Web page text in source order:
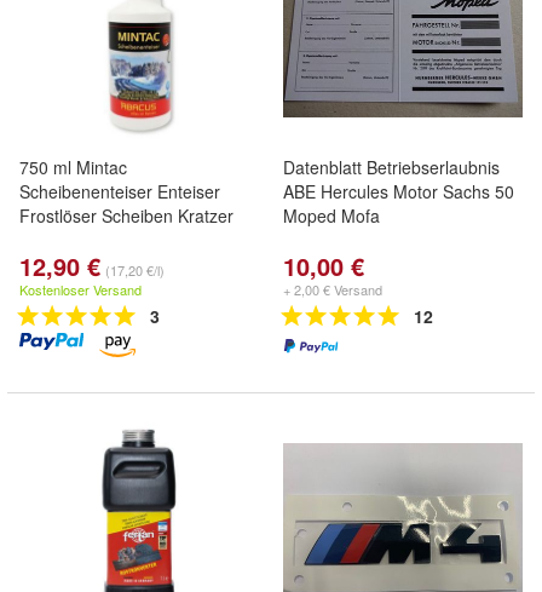
750 ml Mintac
Scheibenenteiser Enteiser
Frostlöser Scheiben Kratzer
12,90 € (17,20 €/l)
Kostenloser Versand
3
Datenblatt Betriebserlaubnis
ABE Hercules Motor Sachs 50
Moped Mofa
10,00 €
+ 2,00 € Versand
12